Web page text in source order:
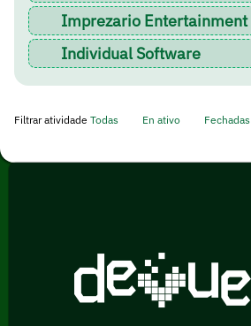
Imprezario Entertainment
Individual Software
Filtrar atividade Todas En ativo Fechadas